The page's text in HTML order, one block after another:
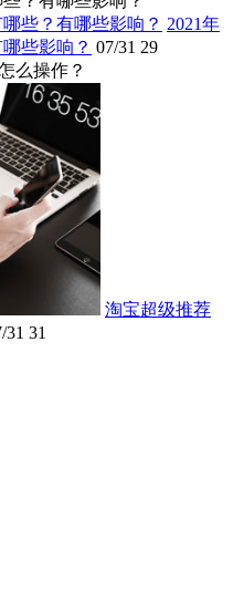
2021年
些影响？ 07/31 29
么操作？
淘宝超级推荐
31 31